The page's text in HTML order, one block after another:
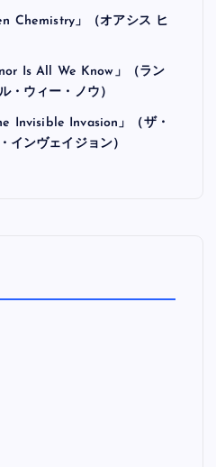
Chemistry」（オアシス ヒ
Is All We Know」（ラン
・ウィー・ノウ）
Invisible Invasion」（ザ・
インヴェイジョン）